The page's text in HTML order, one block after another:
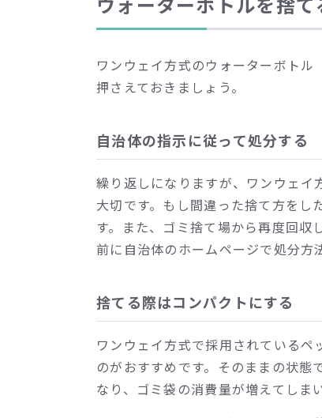
ワンウェイ方式のウォーターボト
押さえておきましょう。
自治体の指示に従って処分する
繰り返しになりますが、ワンウェ
大切です。もし間違った捨て方をし
す。また、ゴミ捨て場から再度回収
前に自治体のホームページで処分方
捨てる際はコンパクトにする
ワンウェイ方式で採用されている
のがおすすめです。そのままの状
なり、ゴミ袋の消費量が増えてしまい